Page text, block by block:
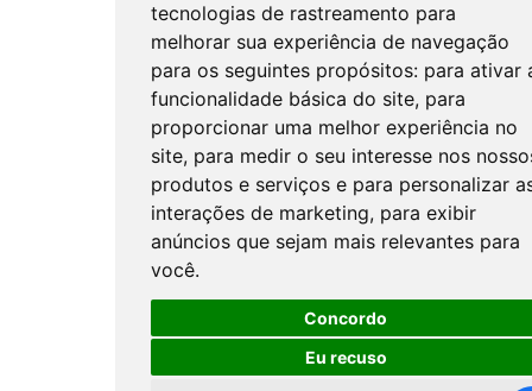
tecnologias de rastreamento para
melhorar sua experiência de navegação
para os seguintes propósitos: para ativar
funcionalidade básica do site, para
proporcionar uma melhor experiência no
site, para medir o seu interesse nos
produtos e serviços e para personalizar
interações de marketing, para exibir
anúncios que sejam mais relevantes para
você.
Concordo
Eu recuso